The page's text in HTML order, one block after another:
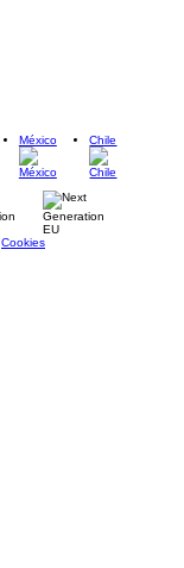
México Chile
Cookies